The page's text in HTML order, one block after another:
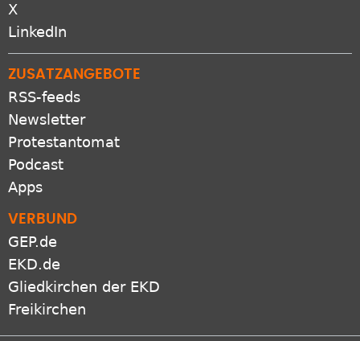
X
LinkedIn
ZUSATZANGEBOTE
RSS-feeds
Newsletter
Protestantomat
Podcast
Apps
VERBUND
GEP.de
EKD.de
Gliedkirchen der EKD
Freikirchen